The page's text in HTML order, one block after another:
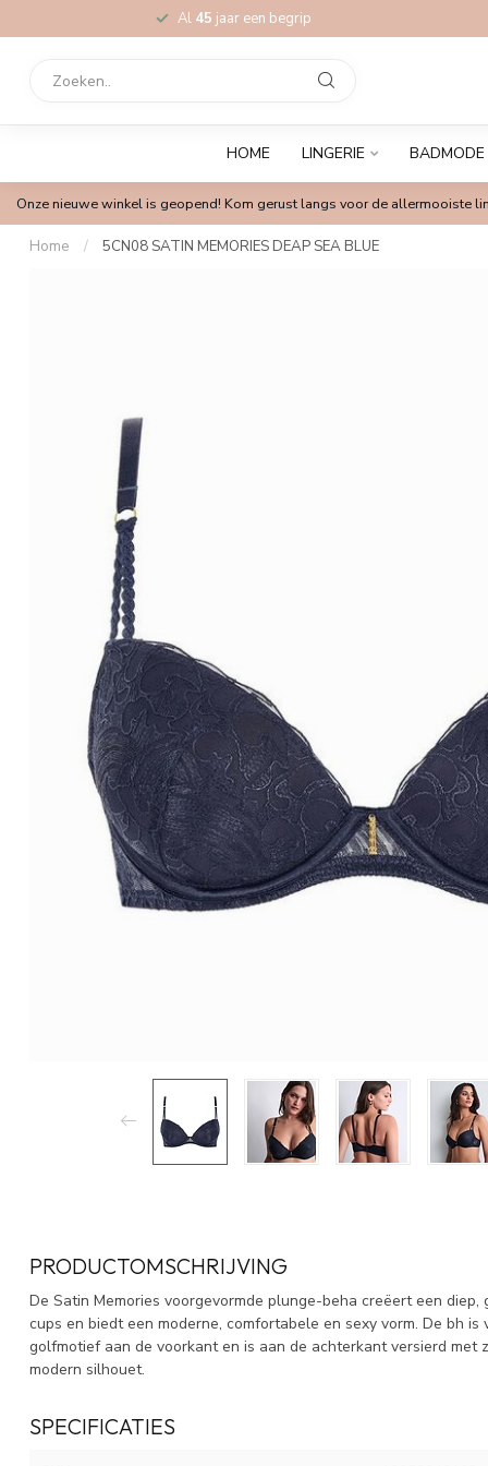
Al 45 jaar een begrip
HOME LINGERIE BADMODE
Onze nieuwe winkel is geopend! Kom gerust langs voor de allermooiste
Home / 5CN08 SATIN MEMORIES DEAP SEA BLUE
PRODUCTOMSCHRIJVING
De Satin Memories voorgevormde plunge-beha creëert een
cups en biedt een moderne, comfortabele en sexy vorm. De bh
golfmotief aan de voorkant en is aan de achterkant versierd met
modern silhouet.
SPECIFICATIES